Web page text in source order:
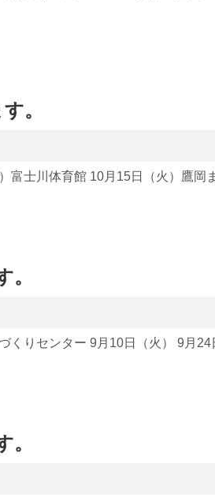
。
富士川体育館 10月15日（火）鷹岡
くりセンター 9月10日（火） 9月24